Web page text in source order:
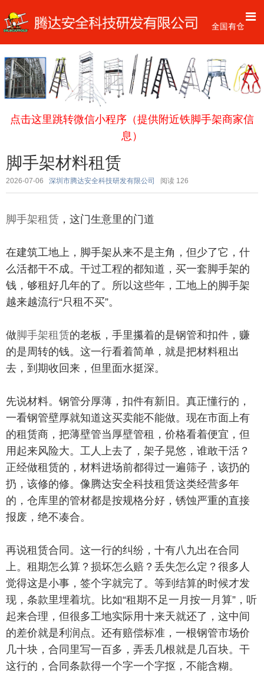
点击这里跳转微信小程序（提供附近铁脚手架商家信
息）
脚手架材料租赁
2026-07-06 深圳市腾达安全科技研发有限公司 阅读 126
脚手架租赁 ，这门生意里的门道
在建筑工地上，脚手架从来不是主角，但少了它，什
么活都干不成。干过工程的都知道，买一套脚手架的
钱，够租好几年的了。所以这些年，工地上的脚手架
越来越流行“只租不买”。
做脚手架租赁的老板，手里攥着的是钢管和扣件，赚
的是周转的钱。这一行看着简单，就是把材料租出
去，到期收回来，但里面水挺深。
先说材料。钢管分厚薄，扣件有新旧。真正懂行的，
一看钢管壁厚就知道这买卖能不能做。现在市面上有
的租赁商，把薄壁管当厚壁管租，价格看着便宜，但
用起来风险大。工人上去了，架子晃悠，谁敢干活？
正经做租赁的，材料进场前都得过一遍筛子，该扔的
扔，该修的修。像腾达安全科技租赁这类经营多年
的，仓库里的管材都是按规格分好，锈蚀严重的直接
报废，绝不凑合。
再说租赁合同。这一行的纠纷，十有八九出在合同
上。租期怎么算？损坏怎么赔？丢失怎么定？很多人
觉得这是小事，签个字就完了。等到结算的时候才发
现，条款里埋着坑。比如“租期不足一月按一月算”，听
起来合理，但很多工地实际用十来天就还了，这中间
的差价就是利润点。还有赔偿标准，一根钢管市场价
几十块，合同里写一百多，弄丢几根就是几百块。干
这行的，合同条款得一个字一个字抠，不能含糊。